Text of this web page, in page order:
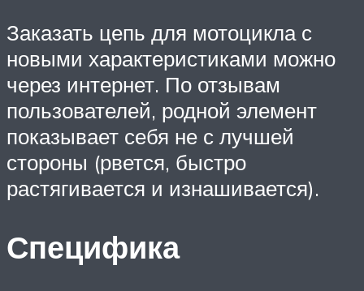
Заказать цепь для мотоцикла с
новыми характеристиками можно
через интернет. По отзывам
пользователей, родной элемент
показывает себя не с лучшей
стороны (рвется, быстро
растягивается и изнашивается).
Специфика